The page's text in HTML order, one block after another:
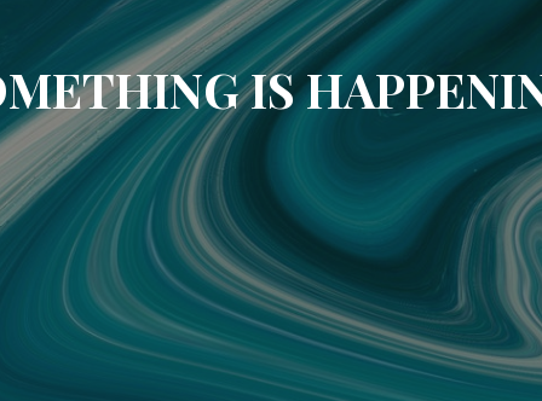
IS